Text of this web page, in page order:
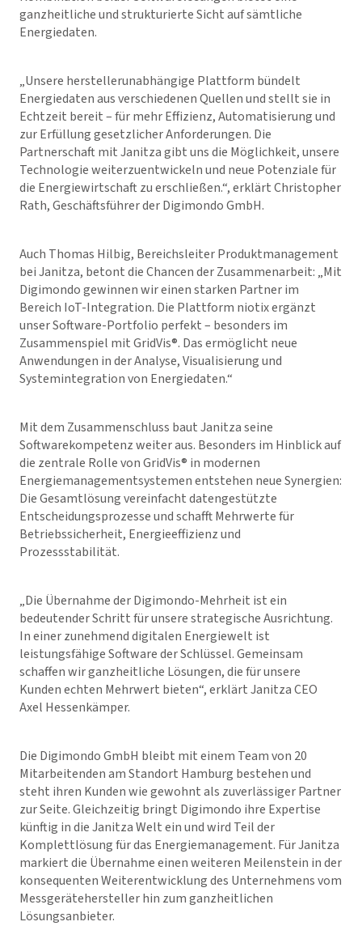
ganzheitliche und strukturierte Sicht auf sämtliche
Energiedaten.
„Unsere herstellerunabhängige Plattform bündelt
Energiedaten aus verschiedenen Quellen und stellt sie in
Echtzeit bereit – für mehr Effizienz, Automatisierung und
zur Erfüllung gesetzlicher Anforderungen. Die
Partnerschaft mit Janitza gibt uns die Möglichkeit, unsere
Technologie weiterzuentwickeln und neue Potenziale für
die Energiewirtschaft zu erschließen.“, erklärt Christopher
Rath, Geschäftsführer der Digimondo GmbH.
Auch Thomas Hilbig, Bereichsleiter Produktmanagement
bei Janitza, betont die Chancen der Zusammenarbeit: „Mit
Digimondo gewinnen wir einen starken Partner im
Bereich IoT-Integration. Die Plattform niotix ergänzt
unser Software-Portfolio perfekt – besonders im
Zusammenspiel mitGridVis®. Das ermöglicht neue
Anwendungen in der Analyse, Visualisierung und
Systemintegration von Energiedaten.“
Mit dem Zusammenschluss baut Janitza seine
Softwarekompetenz weiter aus. Besonders im Hinblick auf
die zentrale Rolle vonGridVis® in modernen
Energiemanagementsystemen entstehen neue Synergien:
Die Gesamtlösung vereinfacht datengestützte
Entscheidungsprozesse und schafft Mehrwerte für
Betriebssicherheit, Energieeffizienz und
Prozessstabilität.
„Die Übernahme der Digimondo-Mehrheit ist ein
bedeutender Schritt für unsere strategische Ausrichtung.
In einer zunehmend digitalen Energiewelt ist
leistungsfähige Software der Schlüssel. Gemeinsam
schaffen wir ganzheitliche Lösungen, die für unsere
Kunden echten Mehrwert bieten“, erklärt Janitza CEO
Axel Hessenkämper.
Die Digimondo GmbH bleibt mit einem Team von 20
Mitarbeitenden am Standort Hamburg bestehen und
steht ihren Kunden wie gewohnt als zuverlässiger Partner
zur Seite. Gleichzeitig bringt Digimondo ihre Expertise
künftig in die Janitza Welt ein und wird Teil der
Komplettlösung für das Energiemanagement. Für Janitza
markiert die Übernahme einen weiteren Meilenstein in der
konsequenten Weiterentwicklung des Unternehmens vom
Messgerätehersteller hin zum ganzheitlichen
Lösungsanbieter.